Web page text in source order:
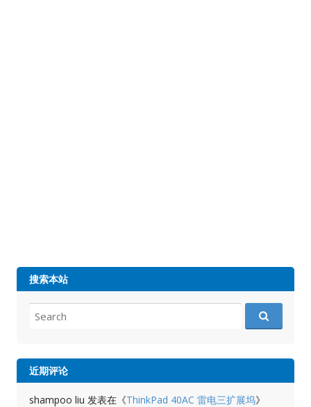
搜索本站
for:
近期评论
shampoo liu 发表在《ThinkPad 40AC 雷电三扩展坞》